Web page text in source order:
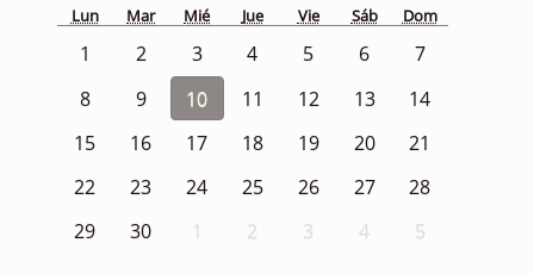
Lun Mar Mié Jue Vie Sáb Dom
1 2 3 4 5 6
7
8
9 10 11 12 13
14
15
16 17 18 19 20
21
22
23 24 25 26 27
28
29
30 1 2 3 4 5